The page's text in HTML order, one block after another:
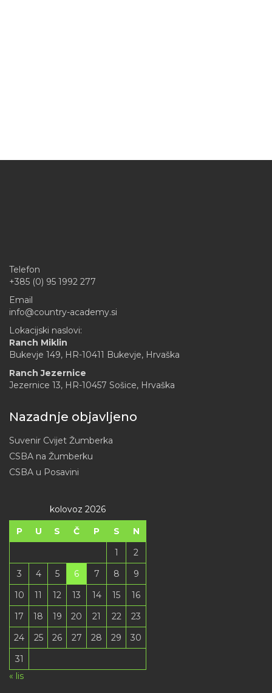
Telefon
+385 (0) 95 1992 277
Email
info@country-academy.si
Lokacijski naslovi:
Ranch Miklin
Bukevje 149, HR-10411 Bukevje, Hrvaška
Ranch Jezernice
Jezernice 13, HR-10457 Sošice, Hrvaška
Nazadnje objavljeno
Suvenir Cvijet Žumberka
CSBA na Žumberku
CSBA u Posavini
kolovoz 2026
P
U S Č P S
N
1
2
3
4 5 6 7 8
9
10
11 12 13 14 15
16
17
18 19 20 21 22
23
24
25 26 27 28 29
30
31
« lis